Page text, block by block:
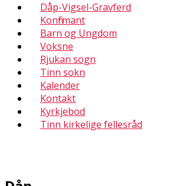
Dåp-Vigsel-Gravferd
Konfirmant
Barn og Ungdom
Voksne
Rjukan sogn
Tinn sokn
Kalender
Kontakt
Kyrkjebod
Tinn kirkelige fellesråd